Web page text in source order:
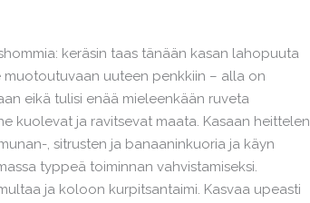
keräsin taas tänään kasan lahopuuta
uuteen penkkiin – alla on
eikä tulisi enää mieleenkään ruveta
kuolevat ja ravitsevat maata. Kasaan heittelen
, sitrusten ja banaaninkuoria ja käyn
typpeä toiminnan vahvistamiseksi.
ja koloon kurpitsantaimi. Kasvaa upeasti